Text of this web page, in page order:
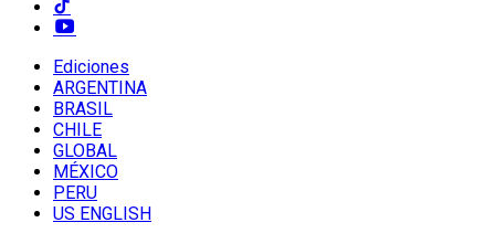
Ediciones
ARGENTINA
BRASIL
CHILE
GLOBAL
MÉXICO
PERU
US ENGLISH